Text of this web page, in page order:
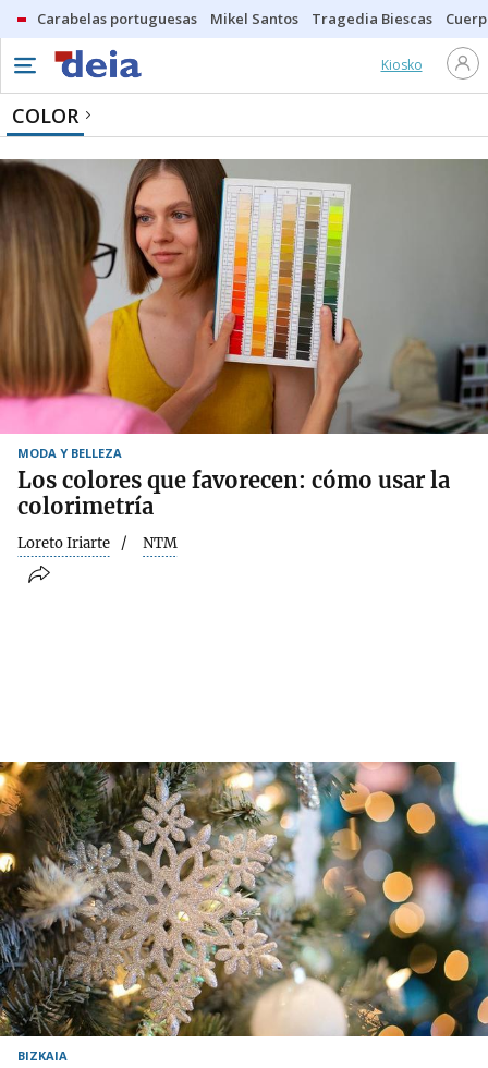
Carabelas portuguesas Mikel Santos Tragedia Biescas
Kiosko
COLOR
MODA Y BELLEZA
Los colores que favorecen: cómo usar la
colorimetría
Loreto Iriarte NTM
BIZKAIA